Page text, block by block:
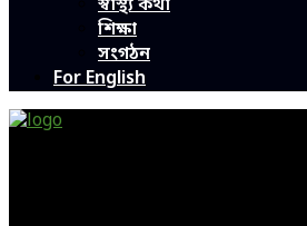
স্বাস্থ্য কথা
শিক্ষা
সংগঠন
For English